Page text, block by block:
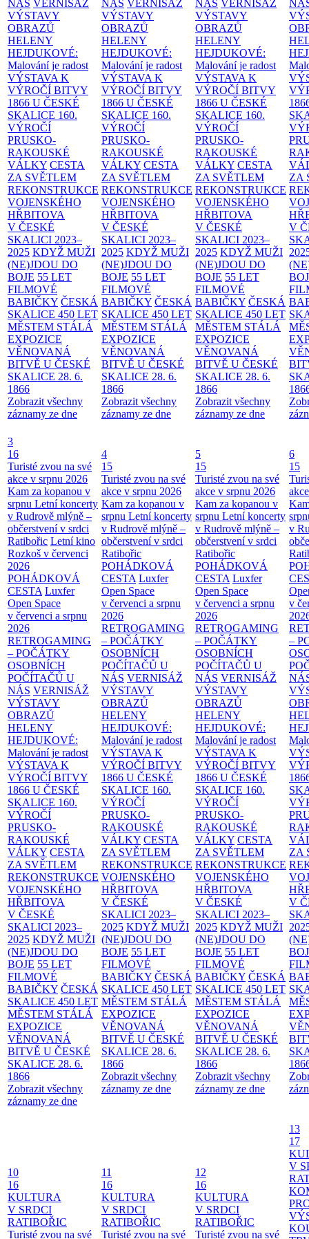
NÁS VERNISÁŽ
VÝSTAVY
OBRAZŮ
HELENY
HEJDUKOVÉ:
Malování je radost
VÝSTAVA K
VÝROČÍ BITVY
1866 U ČESKÉ
SKALICE 160.
VÝROČÍ
PRUSKO-
RAKOUSKÉ
VÁLKY CESTA
ZA SVĚTLEM
REKONSTRUKCE
VOJENSKÉHO
HŘBITOVA
V ČESKÉ
SKALICI 2023–
2025 KDYŽ MUŽI
(NE)JDOU DO
BOJE 55 LET
FILMOVÉ
BABIČKY ČESKÁ
SKALICE 450 LET
MĚSTEM STÁLÁ
EXPOZICE
VĚNOVANÁ
BITVĚ U ČESKÉ
SKALICE 28. 6.
1866
Zobrazit všechny
záznamy ze dne
NÁS VERNISÁŽ
VÝSTAVY
OBRAZŮ
HELENY
HEJDUKOVÉ:
Malování je radost
VÝSTAVA K
VÝROČÍ BITVY
1866 U ČESKÉ
SKALICE 160.
VÝROČÍ
PRUSKO-
RAKOUSKÉ
VÁLKY CESTA
ZA SVĚTLEM
REKONSTRUKCE
VOJENSKÉHO
HŘBITOVA
V ČESKÉ
SKALICI 2023–
2025 KDYŽ MUŽI
(NE)JDOU DO
BOJE 55 LET
FILMOVÉ
BABIČKY ČESKÁ
SKALICE 450 LET
MĚSTEM STÁLÁ
EXPOZICE
VĚNOVANÁ
BITVĚ U ČESKÉ
SKALICE 28. 6.
1866
Zobrazit všechny
záznamy ze dne
NÁS VERNISÁŽ
VÝSTAVY
OBRAZŮ
HELENY
HEJDUKOVÉ:
Malování je radost
VÝSTAVA K
VÝROČÍ BITVY
1866 U ČESKÉ
SKALICE 160.
VÝROČÍ
PRUSKO-
RAKOUSKÉ
VÁLKY CESTA
ZA SVĚTLEM
REKONSTRUKCE
VOJENSKÉHO
HŘBITOVA
V ČESKÉ
SKALICI 2023–
2025 KDYŽ MUŽI
(NE)JDOU DO
BOJE 55 LET
FILMOVÉ
BABIČKY ČESKÁ
SKALICE 450 LET
MĚSTEM STÁLÁ
EXPOZICE
VĚNOVANÁ
BITVĚ U ČESKÉ
SKALICE 28. 6.
1866
Zobrazit všechny
záznamy ze dne
ZA
V
3
16
Turisté zvou na své
akce v srpnu 2026
Kam za kopanou v
srpnu Letní koncerty
v Rudrově mlýně –
občerstvení v srdci
Ratibořic Letní kino
Rozkoš v červenci
2026
POHÁDKOVÁ
CESTA Luxfer
Open Space
v červenci a srpnu
2026
RETROGAMING
– POČÁTKY
OSOBNÍCH
POČÍTAČŮ U
NÁS VERNISÁŽ
VÝSTAVY
OBRAZŮ
HELENY
HEJDUKOVÉ:
Malování je radost
VÝSTAVA K
VÝROČÍ BITVY
1866 U ČESKÉ
SKALICE 160.
VÝROČÍ
PRUSKO-
RAKOUSKÉ
VÁLKY CESTA
ZA SVĚTLEM
REKONSTRUKCE
VOJENSKÉHO
HŘBITOVA
V ČESKÉ
SKALICI 2023–
2025 KDYŽ MUŽI
(NE)JDOU DO
BOJE 55 LET
FILMOVÉ
BABIČKY ČESKÁ
SKALICE 450 LET
MĚSTEM STÁLÁ
EXPOZICE
VĚNOVANÁ
BITVĚ U ČESKÉ
SKALICE 28. 6.
1866
Zobrazit všechny
záznamy ze dne
4
15
Turisté zvou na své
akce v srpnu 2026
Kam za kopanou v
srpnu Letní koncerty
v Rudrově mlýně –
občerstvení v srdci
Ratibořic
POHÁDKOVÁ
CESTA Luxfer
Open Space
v červenci a srpnu
2026
RETROGAMING
– POČÁTKY
OSOBNÍCH
POČÍTAČŮ U
NÁS VERNISÁŽ
VÝSTAVY
OBRAZŮ
HELENY
HEJDUKOVÉ:
Malování je radost
VÝSTAVA K
VÝROČÍ BITVY
1866 U ČESKÉ
SKALICE 160.
VÝROČÍ
PRUSKO-
RAKOUSKÉ
VÁLKY CESTA
ZA SVĚTLEM
REKONSTRUKCE
VOJENSKÉHO
HŘBITOVA
V ČESKÉ
SKALICI 2023–
2025 KDYŽ MUŽI
(NE)JDOU DO
BOJE 55 LET
FILMOVÉ
BABIČKY ČESKÁ
SKALICE 450 LET
MĚSTEM STÁLÁ
EXPOZICE
VĚNOVANÁ
BITVĚ U ČESKÉ
SKALICE 28. 6.
1866
Zobrazit všechny
záznamy ze dne
5
15
Turisté zvou na své
akce v srpnu 2026
Kam za kopanou v
srpnu Letní koncerty
v Rudrově mlýně –
občerstvení v srdci
Ratibořic
POHÁDKOVÁ
CESTA Luxfer
Open Space
v červenci a srpnu
2026
RETROGAMING
– POČÁTKY
OSOBNÍCH
POČÍTAČŮ U
NÁS VERNISÁŽ
VÝSTAVY
OBRAZŮ
HELENY
HEJDUKOVÉ:
Malování je radost
VÝSTAVA K
VÝROČÍ BITVY
1866 U ČESKÉ
SKALICE 160.
VÝROČÍ
PRUSKO-
RAKOUSKÉ
VÁLKY CESTA
ZA SVĚTLEM
REKONSTRUKCE
VOJENSKÉHO
HŘBITOVA
V ČESKÉ
SKALICI 2023–
2025 KDYŽ MUŽI
(NE)JDOU DO
BOJE 55 LET
FILMOVÉ
BABIČKY ČESKÁ
SKALICE 450 LET
MĚSTEM STÁLÁ
EXPOZICE
VĚNOVANÁ
BITVĚ U ČESKÉ
SKALICE 28. 6.
1866
Zobrazit všechny
záznamy ze dne
6
15
v
v
–
ZA
V
10
16
KULTURA
V SRDCI
RATIBOŘIC
Turisté zvou na své
11
16
KULTURA
V SRDCI
RATIBOŘIC
Turisté zvou na své
12
16
KULTURA
V SRDCI
RATIBOŘIC
Turisté zvou na své
13
17
V